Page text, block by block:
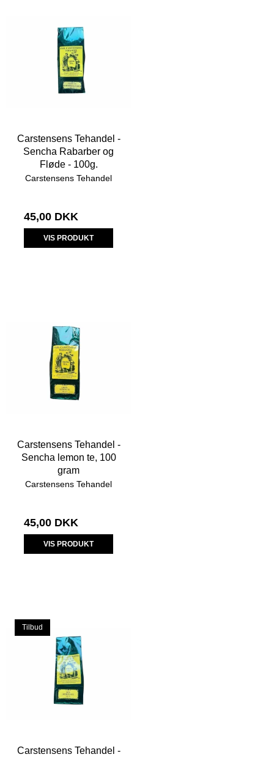
Carstensens Tehandel -
Sencha Rabarber og
Fløde - 100g.
Carstensens Tehandel
45,00 DKK
VIS PRODUKT
Carstensens Tehandel -
Sencha lemon te, 100
gram
Carstensens Tehandel
45,00 DKK
VIS PRODUKT
Tilbud
Carstensens Tehandel -